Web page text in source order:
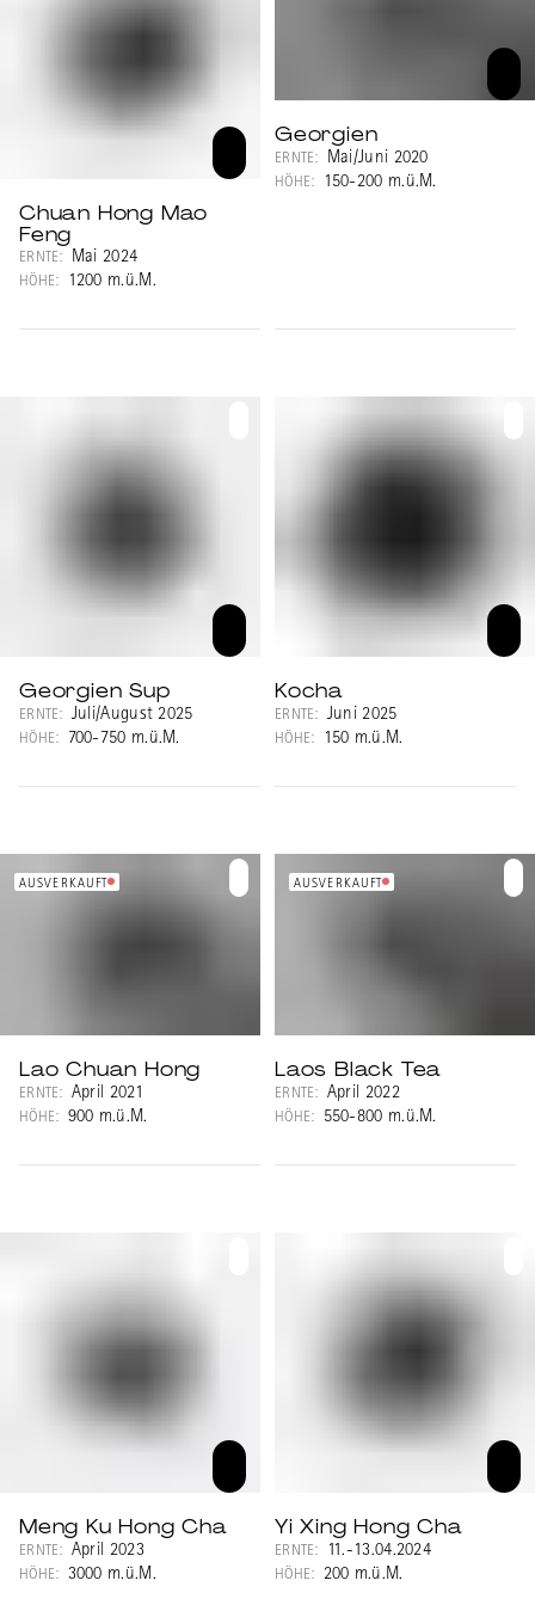
camellia sinensis var. assamica). Sie sind
Chuan Hong Mao
Feng
ERNTE: Mai 2024
HÖHE: 1200 m.ü.M.
Georgien
ERNTE: Mai/Juni 2020
HÖHE: 150-200 m.ü.M.
Georgien Sup
ERNTE: Juli/August 2025
HÖHE: 700-750 m.ü.M.
Kocha
ERNTE: Juni 2025
HÖHE: 150 m.ü.M.
AUSVERKAUFT
Lao Chuan Hong
ERNTE: April 2021
HÖHE: 900 m.ü.M.
AUSVERKAUFT
Laos Black Tea
ERNTE: April 2022
HÖHE: 550-800 m.ü.M.
Meng Ku Hong Cha
ERNTE: April 2023
HÖHE: 3000 m.ü.M.
Yi Xing Hong Cha
ERNTE: 11.-13.04.2024
HÖHE: 200 m.ü.M.